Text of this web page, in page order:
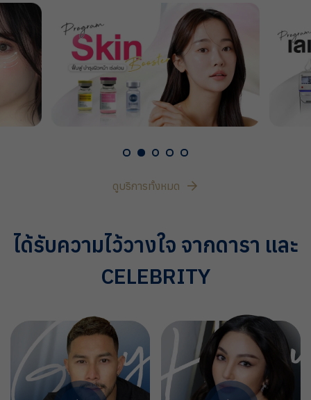
ดูบริการทั้งหมด
ได้รับความไว้วางใจ จากดารา และ
CELEBRITY